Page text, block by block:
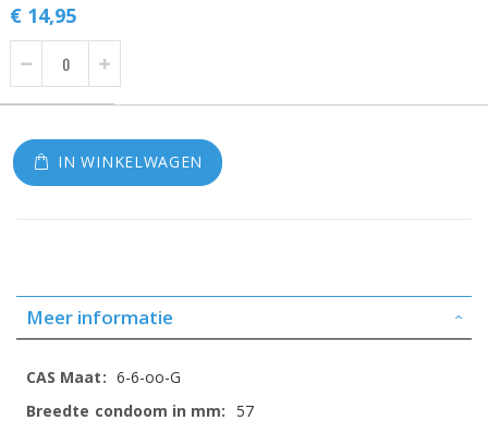
€ 14,95
IN WINKELWAGEN
Meer informatie
Meer
informatie
6-6-oo-G
57